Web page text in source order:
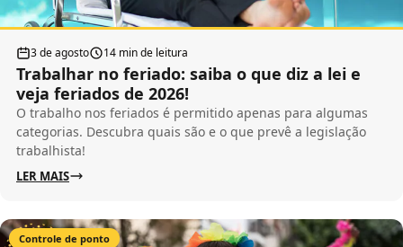
3 de agosto 14 min de leitura
Trabalhar no feriado: saiba o que diz a lei e
veja feriados de 2026!
O trabalho nos feriados é permitido apenas para algumas
categorias. Descubra quais são e o que prevê a legislação
trabalhista!
LER MAIS
Controle de ponto